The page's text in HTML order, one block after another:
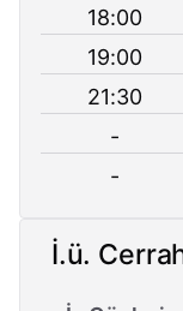
18:00
19:00
21:30
-
-
İ.ü.